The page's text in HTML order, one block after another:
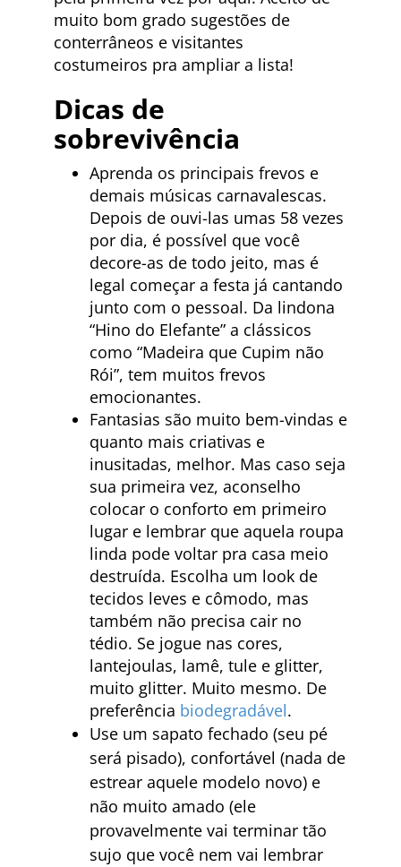
muito bom grado sugestões de
conterrâneos e visitantes
costumeiros pra ampliar a lista!
Dicas de
sobrevivência
Aprenda os principais frevos e
demais músicas carnavalescas.
Depois de ouvi-las umas 58 vezes
por dia, é possível que você
decore-as de todo jeito, mas é
legal começar a festa já cantando
junto com o pessoal. Da lindona
“Hino do Elefante” a clássicos
como “Madeira que Cupim não
Rói”, tem muitos frevos
emocionantes.
Fantasias são muito bem-vindas e
quanto mais criativas e
inusitadas, melhor. Mas caso seja
sua primeira vez, aconselho
colocar o conforto em primeiro
lugar e lembrar que aquela roupa
linda pode voltar pra casa meio
destruída. Escolha um look de
tecidos leves e cômodo, mas
também não precisa cair no
tédio. Se jogue nas cores,
lantejoulas, lamê, tule e glitter,
muito glitter. Muito mesmo. De
preferência biodegradável.
Use um sapato fechado (seu pé
será pisado), confortável (nada de
estrear aquele modelo novo) e
não muito amado (ele
provavelmente vai terminar tão
sujo que você nem vai lembrar